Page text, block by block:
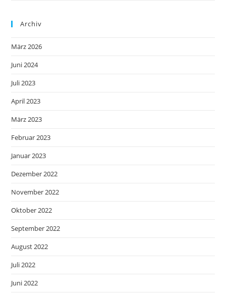
Archiv
März 2026
Juni 2024
Juli 2023
April 2023
März 2023
Februar 2023
Januar 2023
Dezember 2022
November 2022
Oktober 2022
September 2022
August 2022
Juli 2022
Juni 2022